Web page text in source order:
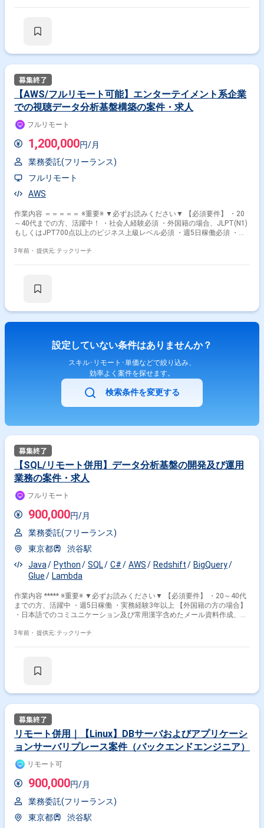
【AWS/フルリモート可能】エンターテイメント系企業
での視聴データ分析基盤構築の案件・求人
フルリモート
1,200,000円/月
業務委託(フリーランス)
フルリモート
AWS
作業内容 ＝＝＝＝＝ ※重要※ ▼必ずお読みください▼ 【必須要件】 ・20
～40代までの方、活躍中！ ・社会人経験必須 ・外国籍の場合、JLPT(N1)
もしくはJPT700点以上のビジネス上級レベル必須 ・週5日稼働必須 ・エ
ができていない。 ・CSVをRPAツールでDL数までの制限あり ・月次でし
ータ活用を行う本PJを立ち上げた。 データ分析基板のテスト運用を行った
得自動化することでdailyデータ取得 環境 ：・構築環境：AWS ・分析基
・データ収集：lambadaまたはEC2にプログラムを構築 ・言語：Python
ソースコード管理：Gitlab,Codecommit デプロイ：CICDに対応 ダッシュ
ボード：tableau ダッシュボード要件 ・定期更新データ（タレント活動内
3年前・ 提供元: テックリーチ
設定していない条件はありませんか？
スキル･リモート･単価などで絞り込み、
効率よく案件を探せます。
検索条件を変更する
【SQL/リモート併用】データ分析基盤の開発及び運用
業務の案件・求人
フルリモート
900,000円/月
業務委託(フリーランス)
東京都
渋谷駅
Java
Python SQL C# AWS Redshift
BigQuery
Glue
Lambda
作業内容 ***** ※重要※ ▼必ずお読みください▼ 【必須要件】 ・20～40代
までの方、活躍中 ・週5日稼働 ・実務経験3年以上 【外国籍の方の場合】
・日本語でのコミユニケーション及び常用漢字含めたメール資料作成、読
ープ子会社でのデータ基盤構築 主な業務内容は以下を想定しています。
谷ですがフルリモート参画になります。 （稀に月1回あるかないかの頻度
GithubEnterprise,CodeCommit ・コラボレーションツール：
JIRA,Confluence,Backlog ・コミュニケーションツール：Slack,GSuite
3年前・ 提供元: テックリーチ
リモート併用｜【Linux】DBサーバおよびアプリケーシ
ョンサーバリプレース案件（バックエンドエンジニア）
リモート可
900,000円/月
業務委託(フリーランス)
東京都
渋谷駅